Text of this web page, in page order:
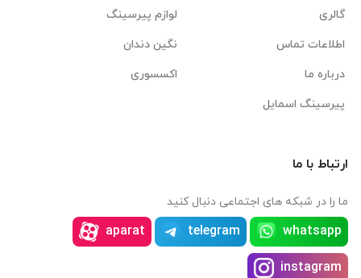
گالری
اطلاعات تماس
درباره ما
پیرسینگ اسمایل
لوازم پیرسینگ
نگین دندان
اکسسوری
با ما
را در شبکه های اجتماعی دنبال کنید
whatsapp
telegram
aparat
instagram